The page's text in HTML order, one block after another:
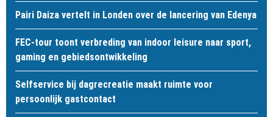
Pairi Daiza vertelt in Londen over de lancering van Edenya
FEC-tour toont verbreding van indoor leisure naar sport,
gaming en gebiedsontwikkeling
Selfservice bij dagrecreatie maakt ruimte voor
persoonlijk gastcontact